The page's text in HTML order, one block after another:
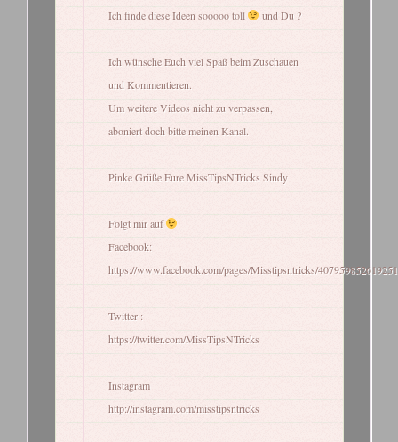
Ich finde diese Ideen sooooo toll
und Du ?
Ich wünsche Euch viel Spaß beim Zuschauen
und Kommentieren.
Um weitere Videos nicht zu verpassen,
aboniert doch bitte meinen Kanal.
Pinke Grüße Eure MissTipsNTricks Sindy
Folgt mir auf
Facebook:
https://www.facebook.com/pages/Misstipsntricks/407959852619251
Twitter :
https://twitter.com/MissTipsNTricks
Instagram
http://instagram.com/misstipsntricks